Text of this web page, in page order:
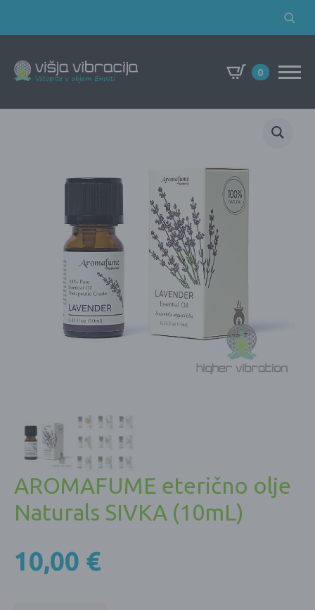
Search
0
AROMAFUME eterično olje
Naturals SIVKA (10mL)
10,00 €